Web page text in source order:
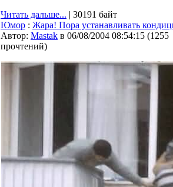
Читать дальше... | 30191 байт
Юмор : Жара! Пора устанавливать
Автор: Мastak в 06/08/2004 08:54:15 (1255
прочтений)